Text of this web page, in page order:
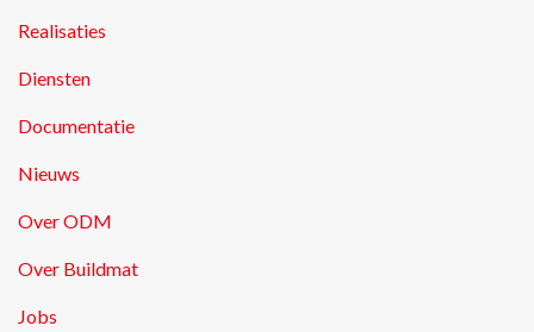
Realisaties
Diensten
Documentatie
Nieuws
Over ODM
Over Buildmat
Jobs